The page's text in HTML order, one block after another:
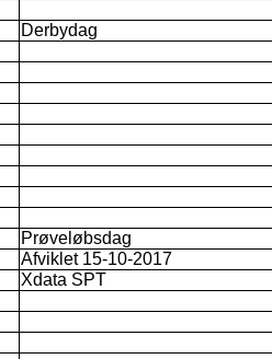
Derbydag
Prøveløbsdag
Afviklet 15-10-2017
Xdata SPT